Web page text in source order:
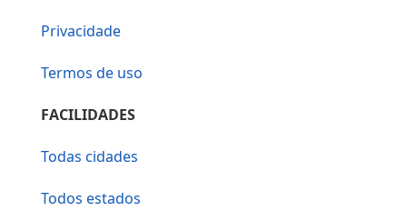
Privacidade
Termos de uso
FACILIDADES
Todas cidades
Todos estados